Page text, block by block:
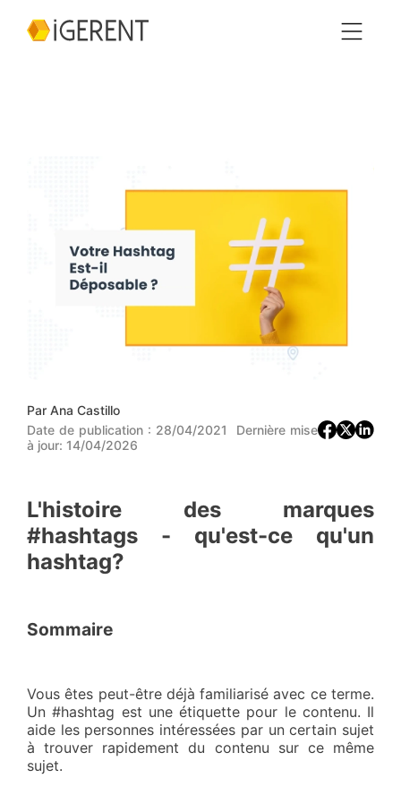
Par Ana Castillo
Date de publication : 28/04/2021
Dernière mise
à jour: 14/04/2026
L'histoire des marques
#hashtags - qu'est-ce qu'un
hashtag?
Sommaire
Vous êtes peut-être déjà familiarisé avec ce terme.
Un #hashtag est une étiquette pour le contenu. Il
aide les personnes intéressées par un certain sujet
à trouver rapidement du contenu sur ce même
sujet.